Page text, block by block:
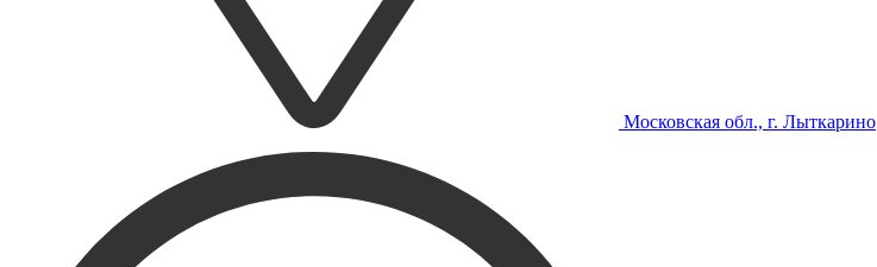
Московская обл., г. Лыткарино